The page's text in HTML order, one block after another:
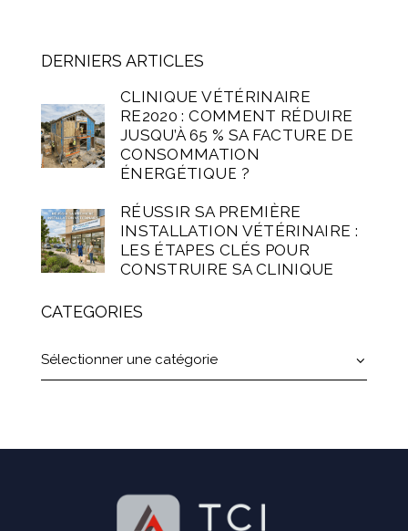
DERNIERS ARTICLES
CLINIQUE VÉTÉRINAIRE
RE2020 : COMMENT RÉDUIRE
JUSQU’À 65 % SA FACTURE DE
CONSOMMATION
ÉNERGÉTIQUE ?
RÉUSSIR SA PREMIÈRE
INSTALLATION VÉTÉRINAIRE :
LES ÉTAPES CLÉS POUR
CONSTRUIRE SA CLINIQUE
CATEGORIES